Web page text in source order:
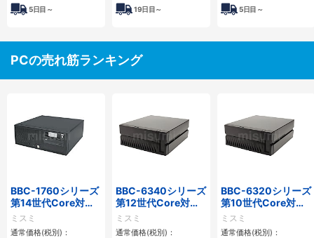
5日目～ 19日目～ 5日目～
PCの売れ筋ランキング
BBC-1760シリーズ
第14世代Core対応
小型フロアマウント
3PCIe
ミスミ
通常価格(税別)：
BBC-6340シリーズ
第12世代Core対応
小型フロアマウント
PC2PCI/2PCIe
ミスミ
通常価格(税別)：
BBC-6320シリーズ
第10世代Core対応
小型フロアマウント
FAPC 2PCI・2PCIe
ミスミ
通常価格(税別)：